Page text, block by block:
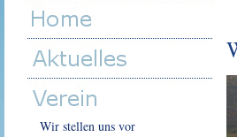
Wir stellen uns vor